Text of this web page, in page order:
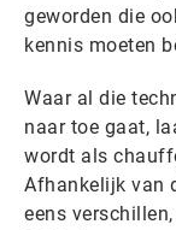
geworden die
kennis moeten
Waar al die
naar toe gaat,
wordt als
Afhankelijk van
eens